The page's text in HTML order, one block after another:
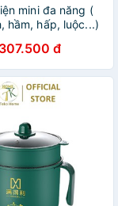
mini đa năng (
hầm, hấp, luộc...)
Hấp NLD02
307.500 đ